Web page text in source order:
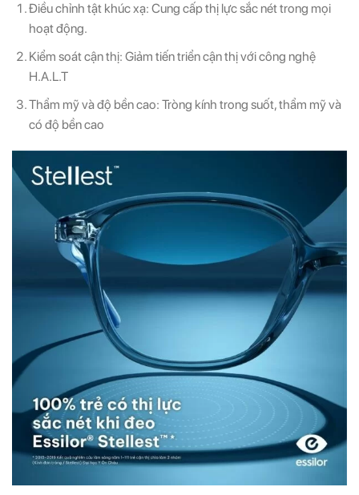
Điều chỉnh tật khúc xạ: Cung cấp thị lực sắc nét trong mọi
hoạt động.
Kiểm soát cận thị: Giảm tiến triển cận thị với công nghệ
H.A.L.T
Thẩm mỹ và độ bền cao: Tròng kính trong suốt, thẩm mỹ và
có độ bền cao